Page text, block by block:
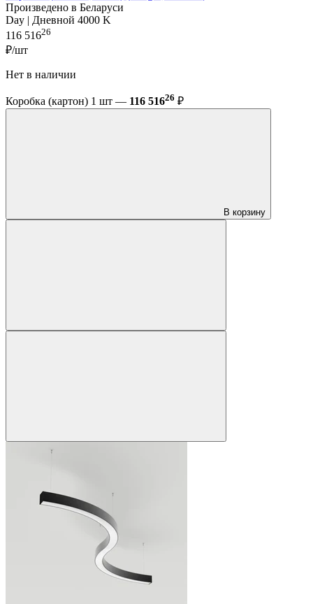
Произведено в Беларуси
Day | Дневной 4000 K
116 51626
₽/шт
Нет в наличии
Коробка (картон) 1 шт — 116 51626 ₽
В корзину